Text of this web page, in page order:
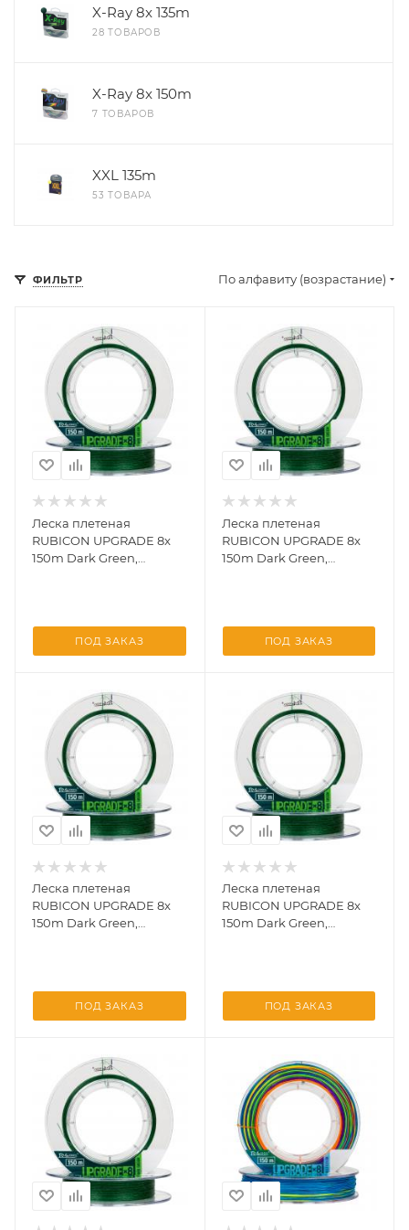
X-Ray 8x 135m
28 ТОВАРОВ
X-Ray 8x 150m
7 ТОВАРОВ
XXL 135m
53 ТОВАРА
ФИЛЬТР По алфавиту (возрастание)
Леска плетеная
RUBICON UPGRADE 8x
150m Dark Green,
ПОД ЗАКАЗ
Леска плетеная
RUBICON UPGRADE 8x
150m Dark Green,
ПОД ЗАКАЗ
Леска плетеная
RUBICON UPGRADE 8x
150m Dark Green,
ПОД ЗАКАЗ
Леска плетеная
RUBICON UPGRADE 8x
150m Dark Green,
ПОД ЗАКАЗ